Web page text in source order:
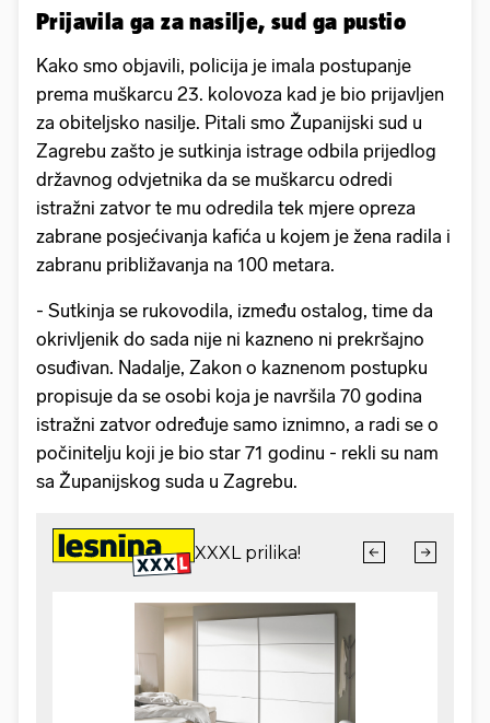
Prijavila ga za nasilje, sud ga pustio
Kako smo objavili, policija je imala postupanje
prema muškarcu 23. kolovoza kad je bio prijavljen
za obiteljsko nasilje. Pitali smo Županijski sud u
Zagrebu zašto je sutkinja istrage odbila prijedlog
državnog odvjetnika da se muškarcu odredi
istražni zatvor te mu odredila tek mjere opreza
zabrane posjećivanja kafića u kojem je žena radila i
zabranu približavanja na 100 metara.
- Sutkinja se rukovodila, između ostalog, time da
okrivljenik do sada nije ni kazneno ni prekršajno
osuđivan. Nadalje, Zakon o kaznenom postupku
propisuje da se osobi koja je navršila 70 godina
istražni zatvor određuje samo iznimno, a radi se o
počinitelju koji je bio star 71 godinu - rekli su nam
sa Županijskog suda u Zagrebu.